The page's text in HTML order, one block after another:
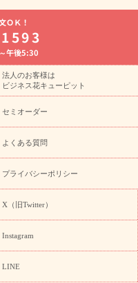
誕生日フラワーギフト特集
・開業祝い
・お悔やみの花
花 胡蝶蘭・花鉢
まわり ギフト・プレゼント
のイベント
お盆 花（新
お盆・お供え 花とセットギ
ワー
ひまわり ギフト・プ
暑中見舞い 花のギフト特集
ント特集
花のおすすめランキング
敬
特集
敬老の日 花とセットギ
全てのギフト一覧
キャン
ズ』コラボキャンペーン
ン
誕生日の花を探す
ーギフト特集
ウ)
ＯＫ！
午後5:30
法人のお客様は
ビジネス花キューピット
セミオーダー
よくある質問
プライバシーポリシー
X（旧Twitter）
Instagram
LINE